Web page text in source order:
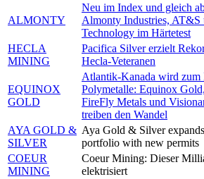
ALMONTY
Neu im Index und gleich
Almonty Industries, AT&S
Technology im Härtetest
HECLA
MINING
Pacifica Silver erzielt
Hecla-Veteranen
EQUINOX
GOLD
Atlantik-Kanada wird zum
Polymetalle: Equinox
FireFly Metals und
treiben den Wandel
AYA GOLD &
SILVER
Aya Gold & Silver
portfolio with new permits
COEUR
MINING
Coeur Mining: Dieser
elektrisiert